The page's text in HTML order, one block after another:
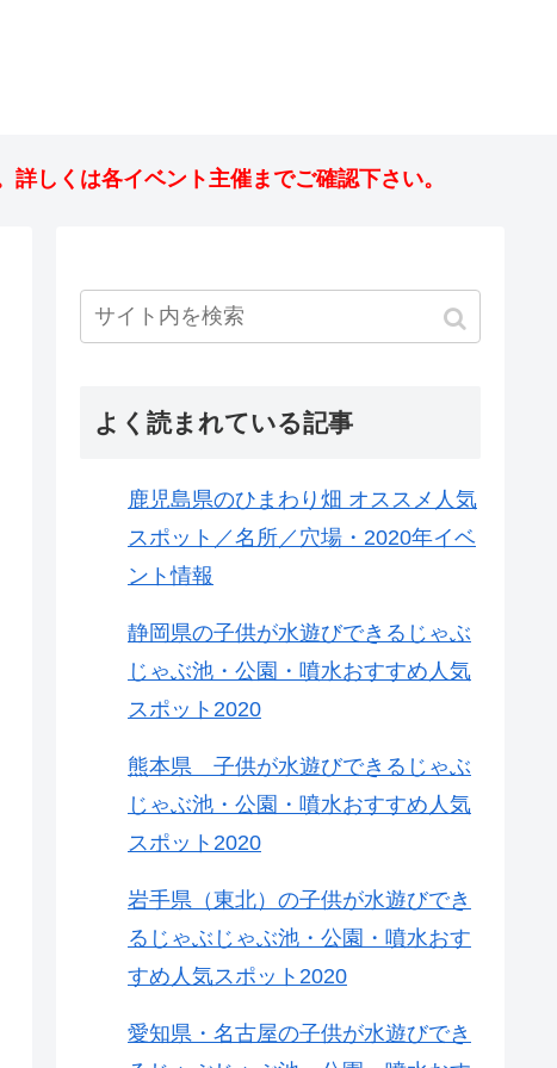
しくは各イベント主催までご確認下さい。
よく読まれている記事
鹿児島県のひまわり畑 オススメ人気
スポット／名所／穴場・2020年イベ
ント情報
静岡県の子供が水遊びできるじゃぶ
じゃぶ池・公園・噴水おすすめ人気
スポット2020
熊本県 子供が水遊びできるじゃぶ
じゃぶ池・公園・噴水おすすめ人気
スポット2020
岩手県（東北）の子供が水遊びでき
るじゃぶじゃぶ池・公園・噴水おす
すめ人気スポット2020
愛知県・名古屋の子供が水遊びでき